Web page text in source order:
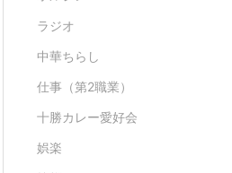
ラジオ
中華ちらし
仕事（第2職業）
十勝カレー愛好会
娯楽